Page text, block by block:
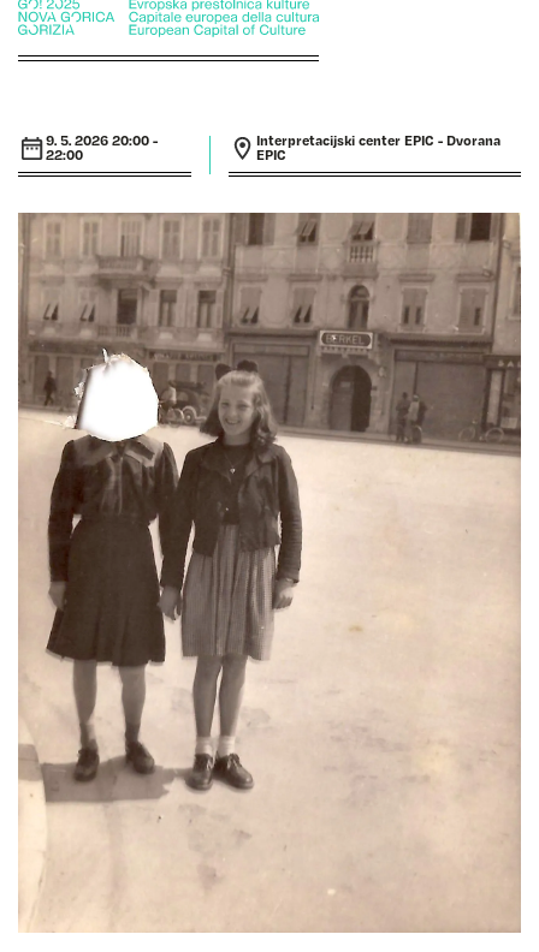
9. 5. 2026 20:00 -
22:00
Interpretacijski center EPIC - Dvorana
EPIC